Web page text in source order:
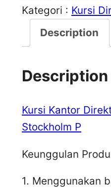
Kategori : Kursi
Description
Description
Kursi Kantor
Stockholm P
Keunggulan
1. Menggunakan